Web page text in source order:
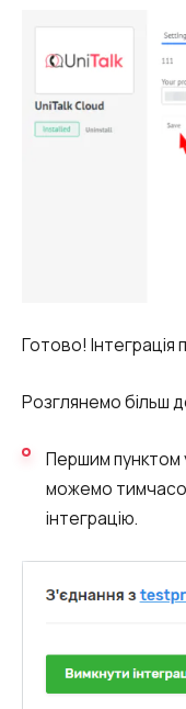
Готово! Інтеграція
Розглянемо більш
Першим пунктом
можемо
інтеграцію.